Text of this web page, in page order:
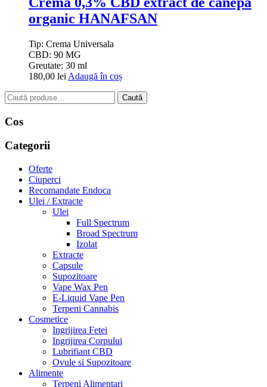
organic HANAFSAN
Tip: Crema Universala
CBD: 90 MG
Greutate: 30 ml
180,00 lei Adaugă în coș
Caută
după:
Caută
Cos
Categorii
Oferte
Ciuperci
Recomandate Endoca
Ulei / Extracte
Ulei
Full Spectrum
Broad Spectrum
Izolat
Extracte
Capsule
Supozitoare
Vape Wax Pen
E-Liquid Vape Pen
Terpeni Cannabis
Cosmetice
Ingrijirea Fetei
Ingrijirea Corpului
Lubrifiant CBD
Ovule si Supozitoare
Alimente
Terpeni Alimentari